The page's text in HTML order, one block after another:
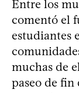
Entre los
comentó el
estudiantes
muchas de
paseo de fin